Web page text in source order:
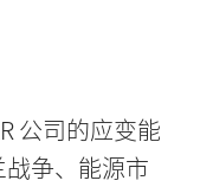
公司的应变能
争、能源市